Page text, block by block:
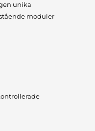
unika
moduler